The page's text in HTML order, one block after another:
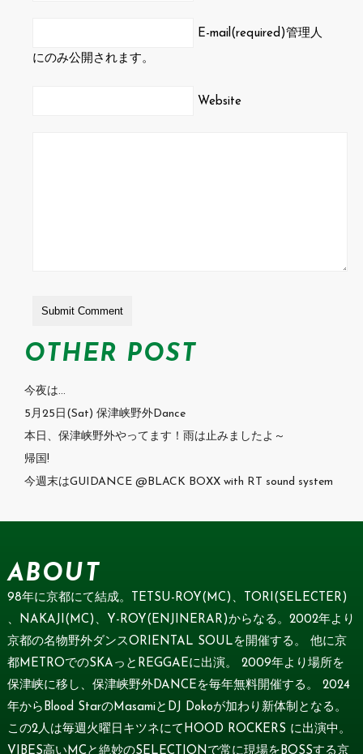
E-mail(required)管理人
にのみ公開されます。
Website
OTHER POST
今夜は…
5月25日(Sat) 保津峡野外Dance
本日、保津峡野外やってます！雨は止みましたよ～
帰国!
今週末はGUIDANCE @BLACK BOXX with RT sound system
ABOUT
98年に京都にて結成。TETSU-ROY(MC)、TORI(SELECTER)
、NAKAJI(MC)、Y-ROY(ENJINERAR)からなる。2002年より
京都の名物野外ダンスORIENTAL SOULを開催する。 他に京
都METROでのSKAっとREGGAEに出演。 2009年より場所を
保津峡に移し、保津峡野外DANCEを毎年無料開催する。 2024
年からBlood StarのMasamiとDJ Dokoが加わり新体制となる。
この2人は毎週火曜日キツネにてHOOD ROCKERS に出演中。
VIBES高いMCと絶妙のSELECTIONで常に現場をBOSSする京